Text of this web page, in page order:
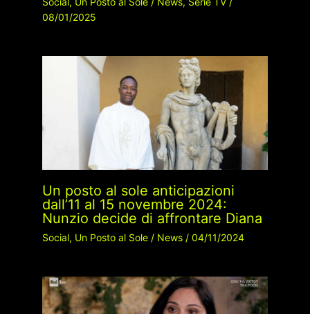
08/01/2025
Un posto al sole anticipazioni
dall’11 al 15 novembre 2024:
Nunzio decide di affrontare Diana
Social, Un Posto al Sole/ News/ 04/11/2024